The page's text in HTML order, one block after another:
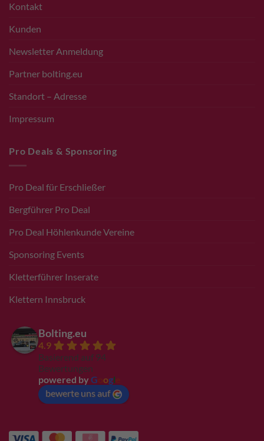
Kontakt
Kunden
Newsletter Anmeldung
Partner bolting.eu
Standort – Adresse
Impressum
Pro Deals & Sponsoring
Pro Deal für Erschließer
Bergführer Pro Deal
Pro Deal Höhlenkunde Vereine
Sponsoring Events
Kletterführer Inserate
Klettern Innsbruck
Bolting.eu
4.9
Basierend auf 94
Bewertungen
powered by G ogl
bewerte uns auf